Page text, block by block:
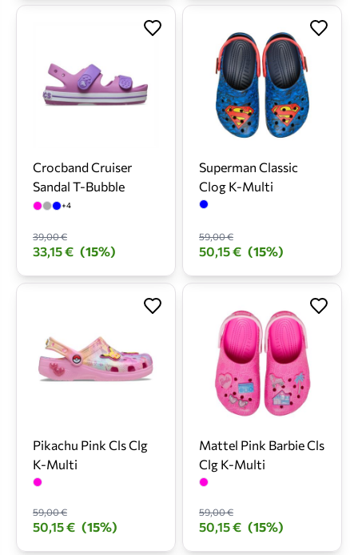
Crocband Cruiser
Sandal T-Bubble
+4
39,00 €
33,15 € (15%)
Superman Classic
Clog K-Multi
59,00 €
50,15 € (15%)
Pikachu Pink Cls Clg
K-Multi
59,00 €
50,15 € (15%)
Mattel Pink Barbie Cls
Clg K-Multi
59,00 €
50,15 € (15%)